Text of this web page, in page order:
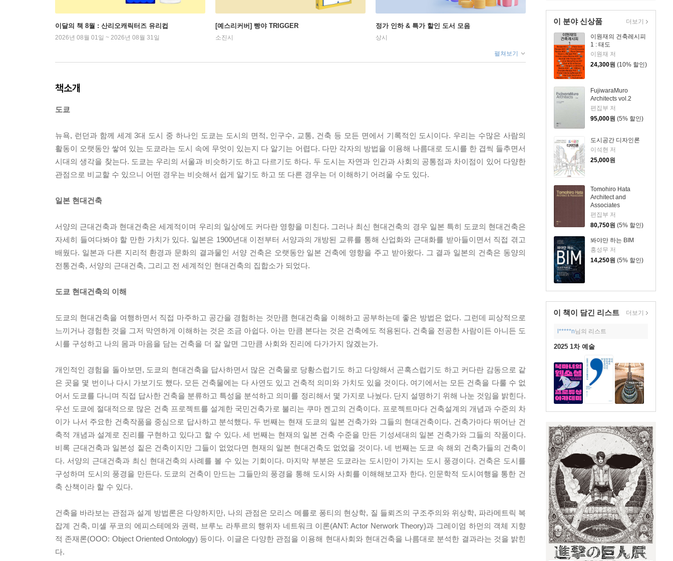
이 분야 신상품
이원재의 건축레시피
1 : 태도
이원재 저
24,300원 (10% 할인)
FujiwaraMuro
Architects vol.2
편집부 저
95,000원 (5% 할인)
도시공간 디자인론
이석현 저
25,000원
Tomohiro Hata
Architect and
Associates
편집부 저
80,750원 (5% 할인)
봐야만 하는 BIM
홍성무 저
14,250원 (5% 할인)
더보기
이 책이 담긴 리스트 더보기
l*****n님의 리스트
2025 1차 예술
이달의 책 8월 : 산리오캐릭터즈 유리컵
2026년 08월 01일 ~ 2026년 08월 31일
[예스리커버] 빵야 TRIGGER
소진시
정가 인하 & 특가 할인 도서 모음
상시
펼쳐보기
책소개
도쿄
뉴욕, 런던과 함께 세계 3대 도시 중 하나인 도쿄는 도시의 면적, 인구수, 교통, 건축 등 모든 면에서 기록적인 도시이다. 우리는 수많은 사람의
활동이 오랫동안 쌓여 있는 도쿄라는 도시 속에 무엇이 있는지 다 알기는 어렵다. 다만 각자의 방법을 이용해 나름대로 도시를 한 겹씩 들추면서
시대의 생각을 찾는다. 도쿄는 우리의 서울과 비슷하기도 하고 다르기도 하다. 두 도시는 자연과 인간과 사회의 공통점과 차이점이 있어 다양한
관점으로 비교할 수 있으니 어떤 경우는 비슷해서 쉽게 알기도 하고 또 다른 경우는 더 이해하기 어려울 수도 있다.
일본 현대건축
서양의 근대건축과 현대건축은 세계적이며 우리의 일상에도 커다란 영향을 미친다. 그러나 최신 현대건축의 경우 일본 특히 도쿄의 현대건축은
자세히 들여다봐야 할 만한 가치가 있다. 일본은 1900년대 이전부터 서양과의 개방된 교류를 통해 산업화와 근대화를 받아들이면서 직접 겪고
배웠다. 일본과 다른 지리적 환경과 문화의 결과물인 서양 건축은 오랫동안 일본 건축에 영향을 주고 받아왔다. 그 결과 일본의 건축은 동양의
전통건축, 서양의 근대건축, 그리고 전 세계적인 현대건축의 집합소가 되었다.
도쿄 현대건축의 이해
도쿄의 현대건축을 여행하면서 직접 마주하고 공간을 경험하는 것만큼 현대건축을 이해하고 공부하는데 좋은 방법은 없다. 그런데 피상적으로
느끼거나 경험한 것을 그저 막연하게 이해하는 것은 조금 아쉽다. 아는 만큼 본다는 것은 건축에도 적용된다. 건축을 전공한 사람이든 아니든 도
시를 구성하고 나의 몸과 마음을 담는 건축을 더 잘 알면 그만큼 사회와 진리에 다가가지 않겠는가.
개인적인 경험을 돌아보면, 도쿄의 현대건축을 답사하면서 많은 건축물로 당황스럽기도 하고 다양해서 곤혹스럽기도 하고 커다란 감동으로 같
은 곳을 몇 번이나 다시 가보기도 했다. 모든 건축물에는 다 사연도 있고 건축적 의미와 가치도 있을 것이다. 여기에서는 모든 건축을 다룰 수 없
어서 도쿄를 다니며 직접 답사한 건축을 분류하고 특성을 분석하고 의미를 정리해서 몇 가지로 나눴다. 단지 설명하기 위해 나눈 것임을 밝힌다.
우선 도쿄에 절대적으로 많은 건축 프로젝트를 설계한 국민건축가로 불리는 쿠마 켄고의 건축이다. 프로젝트마다 건축설계의 개념과 수준의 차
이가 나서 주요한 건축작품을 중심으로 답사하고 분석했다. 두 번째는 현재 도쿄의 일본 건축가와 그들의 현대건축이다. 건축가마다 뛰어난 건
축적 개념과 설계로 진리를 구현하고 있다고 할 수 있다. 세 번째는 현재의 일본 건축 수준을 만든 기성세대의 일본 건축가와 그들의 작품이다.
비록 근대건축과 일본성 짙은 건축이지만 그들이 없었다면 현재의 일본 현대건축도 없었을 것이다. 네 번째는 도쿄 속 해외 건축가들의 건축이
다. 서양의 근대건축과 최신 현대건축의 사례를 볼 수 있는 기회이다. 마지막 부분은 도쿄라는 도시만이 가지는 도시 풍경이다. 건축은 도시를
구성하며 도시의 풍경을 만든다. 도쿄의 건축이 만드는 그들만의 풍경을 통해 도시와 사회를 이해해보고자 한다. 인문학적 도시여행을 통한 건
축 산책이라 할 수 있다.
건축을 바라보는 관점과 설계 방법론은 다양하지만, 나의 관점은 모리스 메를로 퐁티의 현상학, 질 들뢰즈의 구조주의와 위상학, 파라메트릭 복
잡계 건축, 미셸 푸코의 에피스테메와 권력, 브루노 라투르의 행위자 네트워크 이론(ANT: Actor Nerwork Theory)과 그레이엄 하먼의 객체 지향
적 존재론(OOO: Object Oriented Ontology) 등이다. 이글은 다양한 관점을 이용해 현대사회와 현대건축을 나름대로 분석한 결과라는 것을 밝힌
다.